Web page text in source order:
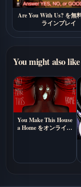
Are You With Us? を無
ラインプレイ
You might also like
You Make This House
a Home をオンライン